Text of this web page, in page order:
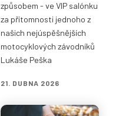
způsobem - ve VIP salónku
za přítomnosti jednoho z
našich nejúspěšnějších
motocyklových závodníků
Lukáše Peška
21. DUBNA 2026